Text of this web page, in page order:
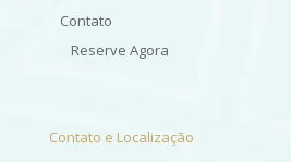
Contato
Reserve Agora
Contato e Localização